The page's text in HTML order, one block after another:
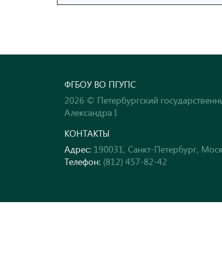
ФГБОУ ВО ПГУПС
2026 © Петербургский
Александра I
КОНТАКТЫ
Адрес: 190031, Санкт-Петербург,
Телефон: (812) 457-82-42